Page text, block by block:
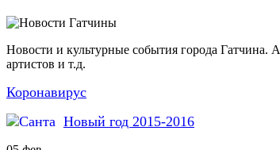
Новости и культурные события города
артистов и т.д.
Коронавирус
Новый год 2015-2016